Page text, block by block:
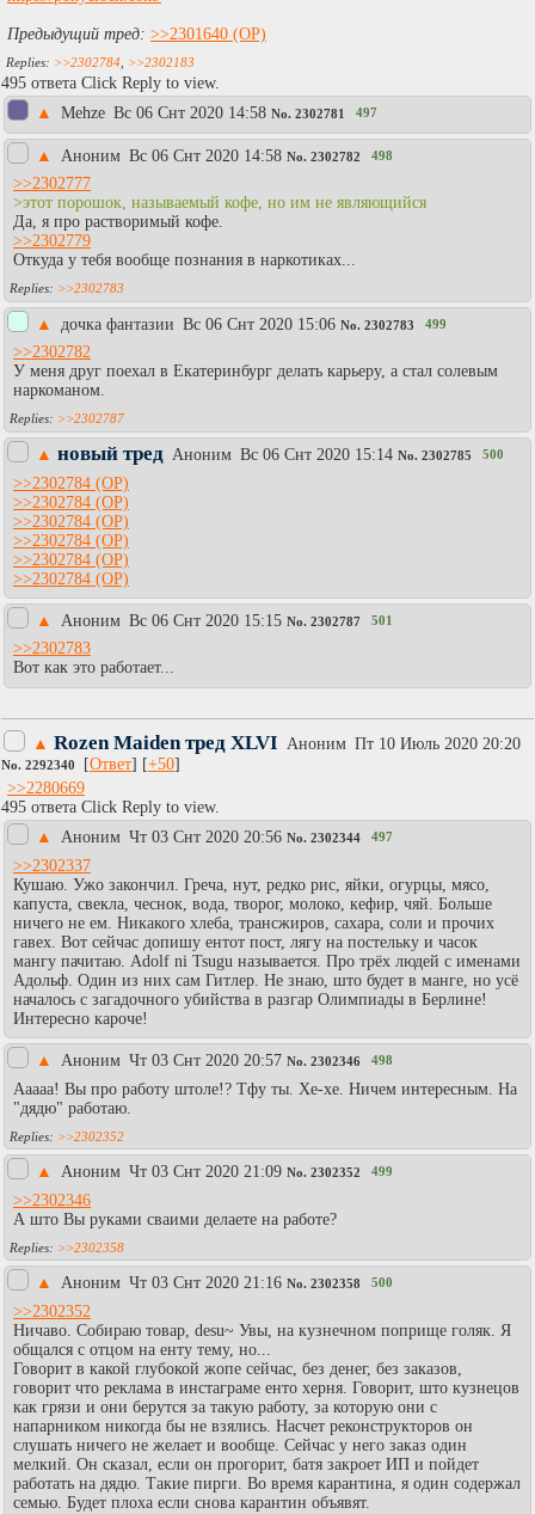
Предыдущий тред: >>2301640
>>2302784 >>2302183
495 ответа Click Reply to view.
▲
Mehze Вc 06 Снт 2020 14:58 No. 2302781 497
▲ Аноним Вc 06 Снт 2020 14:58 No. 2302782 498
>>2302777
>этот порошок, называемый кофе, но им не являющийся
Да, я про растворимый кофе.
>>2302779
Откуда у тебя вообще познания в наркотиках...
>>2302783
▲ дочка фантазии Вc 06 Снт 2020 15:06 No. 2302783 499
>>2302782
У меня друг поехал в Екатеринбург делать карьеру, а стал солевым
наркоманом.
>>2302787
▲ новый тред Аноним Вc 06 Снт 2020 15:14 No. 2302785 500
>>2302784
>>2302784
>>2302784
>>2302784
>>2302784
>>2302784
▲ Аноним Вc 06 Снт 2020 15:15 No. 2302787 501
>>2302783
Вот как это работает...
▲ Rozen Maiden тред XLVI Аноним Пт 10 Июль 2020 20:20
No. 2292340 [Ответ] [+50]
>>2280669
495 ответа Click Reply to view.
▲
Аноним Чт 03 Снт 2020 20:56 No. 2302344 497
>>2302337
Кушаю. Ужо закончил. Греча, нут, редко рис, яйки, огурцы, мясо,
капуста, свекла, чеснок, вода, творог, молоко, кефир, чяй. Больше
ничего не ем. Никакого хлеба, трансжиров, сахара, соли и прочих
гавех. Вот сейчас допишу ентот пост, лягу на постельку и часок
мангу пачитаю. Adolf ni Tsugu называется. Про трёх людей с именами
Адольф. Один из них сам Гитлер. Не знаю, што будет в манге, но усë
началось с загадочного убийства в разгар Олимпиады в Берлине!
Интересно кароче!
▲ Аноним Чт 03 Снт 2020 20:57 No. 2302346 498
Ааааа! Вы про работу штоле!? Тфу ты. Хе-хе. Ничем интересным. На
"дядю" работаю.
>>2302352
▲ Аноним Чт 03 Снт 2020 21:09 No. 2302352 499
>>2302346
А што Вы руками сваими делаете на работе?
>>2302358
▲ Аноним Чт 03 Снт 2020 21:16 No. 2302358 500
>>2302352
Ничаво. Собираю товар, desu~ Увы, на кузнечном поприще голяк. Я
общался с отцом на енту тему, но...
Говорит в какой глубокой жопе сейчас, без денег, без заказов,
говорит что реклама в инстаграме енто херня. Говорит, што кузнецов
как грязи и они берутся за такую работу, за которую они с
напарником никогда бы не взялись. Насчет реконструкторов он
слушать ничего не желает и вообще. Сейчас у него заказ один
мелкий. Он сказал, если он прогорит, батя закроет ИП и пойдет
работать на дядю. Такие пирги. Во время карантина, я один содержал
семью. Будет плоха если снова карантин объявят.